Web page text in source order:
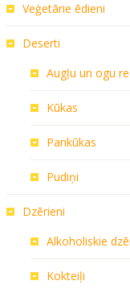
Veģetārie ēdieni
Deserti
Augļu un ogu
Kūkas
Pankūkas
Pudiņi
Dzērieni
Alkoholiskie
Kokteiļi